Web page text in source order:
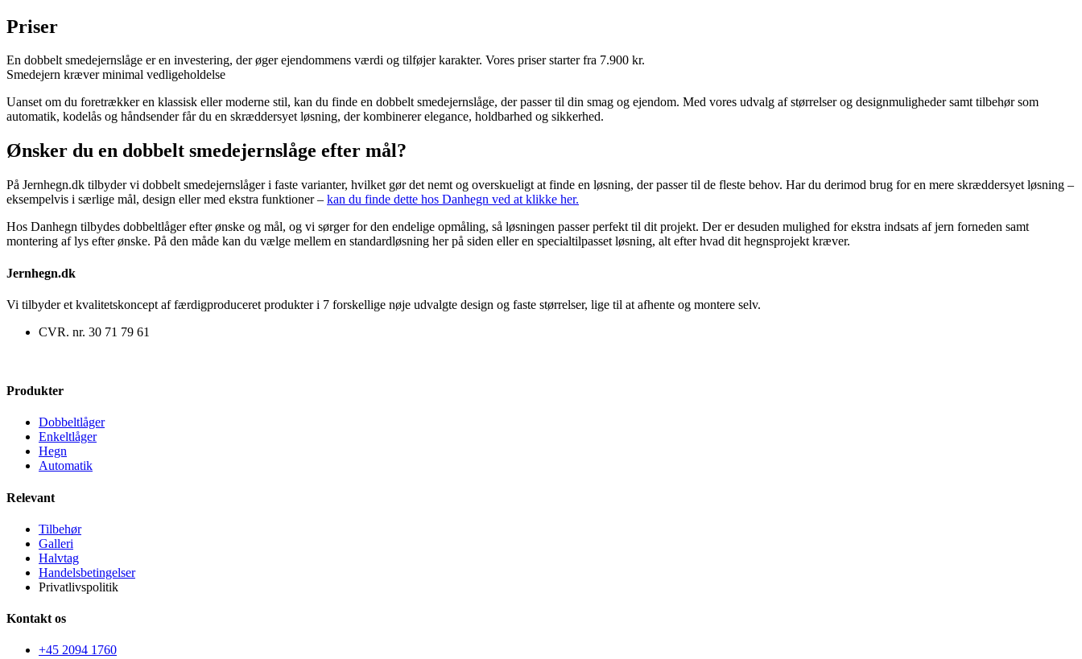
Priser
En dobbelt smedejernslåge er en investering, der øger ejendommens værdi og tilføjer karakter. Vores priser starter fra 7.900 kr.
Smedejern kræver minimal vedligeholdelse
Uanset om du foretrækker en klassisk eller moderne stil, kan du finde en dobbelt smedejernslåge, der passer til din smag og ejendom. Med vores udvalg af størrelser og designmuligheder samt tilbehør som
automatik, kodelås og håndsender får du en skræddersyet løsning, der kombinerer elegance, holdbarhed og sikkerhed.
Ønsker du en dobbelt smedejernslåge efter mål?
På Jernhegn.dk tilbyder vi dobbelt smedejernslåger i faste varianter, hvilket gør det nemt og overskueligt at finde en løsning, der passer til de fleste behov. Har du derimod brug for en mere skræddersyet løsning –
eksempelvis i særlige mål, design eller med ekstra funktioner – kan du finde dette hos Danhegn ved at klikke her.
Hos Danhegn tilbydes dobbeltlåger efter ønske og mål, og vi sørger for den endelige opmåling, så løsningen passer perfekt til dit projekt. Der er desuden mulighed for ekstra indsats af jern forneden samt
montering af lys efter ønske. På den måde kan du vælge mellem en standardløsning her på siden eller en specialtilpasset løsning, alt efter hvad dit hegnsprojekt kræver.
Jernhegn.dk
Vi tilbyder et kvalitetskoncept af færdigproduceret produkter i 7 forskellige nøje udvalgte design og faste størrelser, lige til at afhente og montere selv.
CVR. nr. 30 71 79 61
Produkter
Dobbeltlåger
Enkeltlåger
Hegn
Automatik
Relevant
Tilbehør
Galleri
Halvtag
Handelsbetingelser
Privatlivspolitik
Kontakt os
+45 2094 1760